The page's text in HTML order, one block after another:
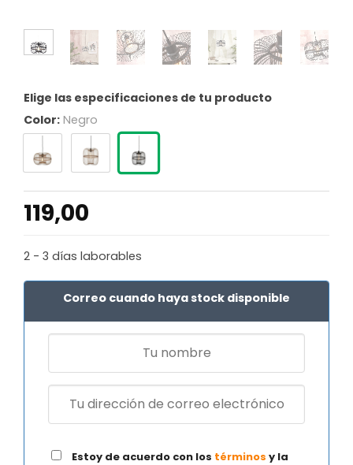
Elige las especificaciones de tu producto
Color: Negro
119,00
2 - 3 días laborables
Correo cuando haya stock disponible
Estoy de acuerdo con los términos y la